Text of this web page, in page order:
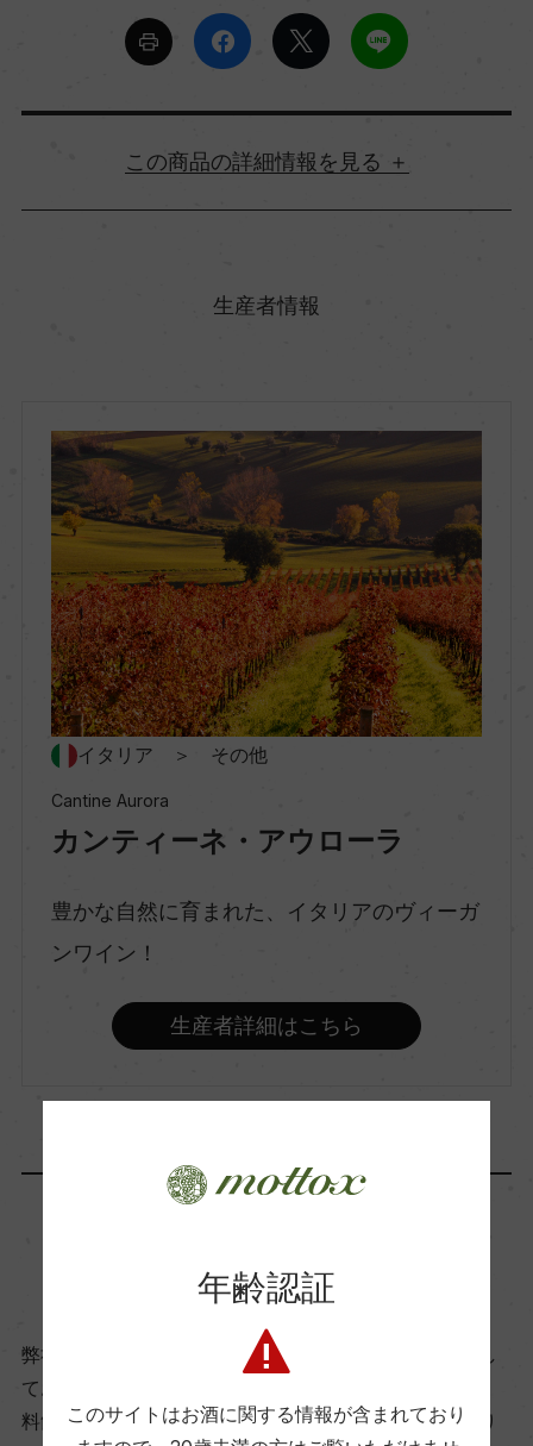
詳細情報
地区名
村名
種類
スティルワイン
味わい
モンテプルチアーノ 100%
アルコール度数
ビオロジック, ICEA
生産者情報
イタリア ＞ その他
Cantine Aurora
カンティーネ・アウローラ
豊かな自然に育まれた、イタリアのヴィーガ
ンワイン！
生産者詳細はこちら
商品に関するお問い合わせはこちら
弊社は、酒類販売業免許をお持ちの販売店様とお取引し
ております。
料飲店様には帳合酒販店様を通して商品を提供しており
年齢認証
このサイトはお酒に関する情報が含まれており